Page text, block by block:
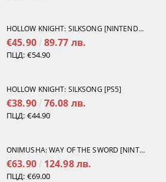
HOLLOW KNIGHT: SILKSONG [NINTENDO SWITCH 2]
€45.90 89.77 лв.
ПЦД: €54.90
HOLLOW KNIGHT: SILKSONG [PS5]
€38.90 76.08 лв.
ПЦД: €44.90
ONIMUSHA: WAY OF THE SWORD [NINTENDO SWITCH 2]
€63.90 124.98 лв.
ПЦД: €69.00